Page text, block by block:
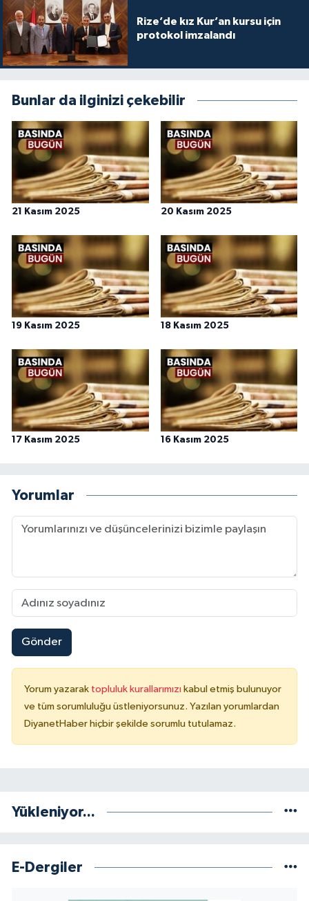
Rize’de kız Kur’an kursu için
protokol imzalandı
Bunlar da ilginizi çekebilir
21 Kasım 2025 20 Kasım 2025
19 Kasım 2025 18 Kasım 2025
17 Kasım 2025 16 Kasım 2025
Yorumlar
Gönder
Yorum yazarak topluluk kurallarımızı kabul etmiş bulunuyor
ve tüm sorumluluğu üstleniyorsunuz. Yazılan yorumlardan
DiyanetHaber hiçbir şekilde sorumlu tutulamaz.
Yükleniyor...
E-Dergiler